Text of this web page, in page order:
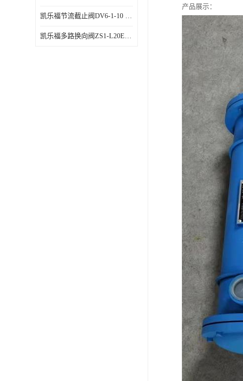
凯乐福节流截止阀DV6-1-10 液压站节流阀
凯乐福多路换向阀ZS1-L20E-OT多路阀厂家
产品展示：